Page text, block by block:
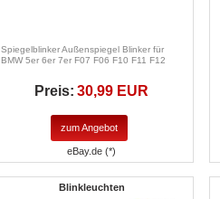
Spiegelblinker Außenspiegel Blinker für
BMW 5er 6er 7er F07 F06 F10 F11 F12
Preis: 30,99 EUR
zum Angebot
eBay.de (*)
Blinkleuchten